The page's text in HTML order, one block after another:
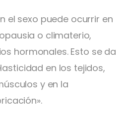
el sexo puede ocurrir en
o climaterio,
hormonales. Esto se da
en los tejidos,
y en la